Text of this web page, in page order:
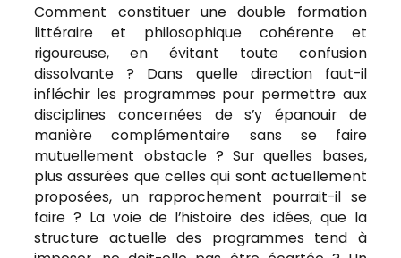
Comment constituer une double formation
littéraire et philosophique cohérente et
rigoureuse, en évitant toute confusion
dissolvante ? Dans quelle direction faut-il
infléchir les programmes pour permettre aux
disciplines concernées de s’y épanouir de
manière complémentaire sans se faire
mutuellement obstacle ? Sur quelles bases,
plus assurées que celles qui sont actuellement
proposées, un rapprochement pourrait-il se
faire ? La voie de l’histoire des idées, que la
structure actuelle des programmes tend à